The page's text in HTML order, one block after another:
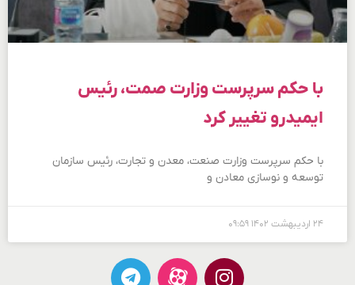
با حکم سرپرست وزارت صمت، رئیس
ایمیدرو تغییر کرد
با حکم سرپرست وزارت صنعت، معدن و تجارت، رئیس سازمان
توسعه و نوسازی معادن و
۲۴ اردیبهشت ۱۴۰۲ ۰۹:۵۹